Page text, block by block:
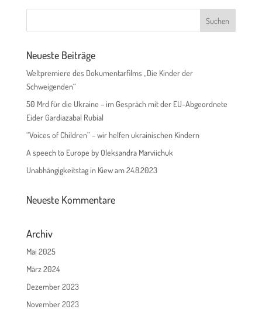
Neueste Beiträge
Weltpremiere des Dokumentarfilms „Die Kinder der
Schweigenden“
50 Mrd für die Ukraine – im Gespräch mit der EU-Abgeordnete
Eider Gardiazabal Rubial
“Voices of Children” – wir helfen ukrainischen Kindern
A speech to Europe by Oleksandra Marviichuk
Unabhängigkeitstag in Kiew am 24.8.2023
Neueste Kommentare
Archiv
Mai 2025
März 2024
Dezember 2023
November 2023